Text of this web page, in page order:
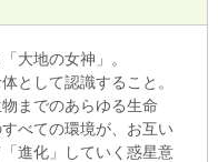
大地の女神」。
として認識すること。
までのあらゆる生命
べての環境が、お互い
進化」していく惑星意